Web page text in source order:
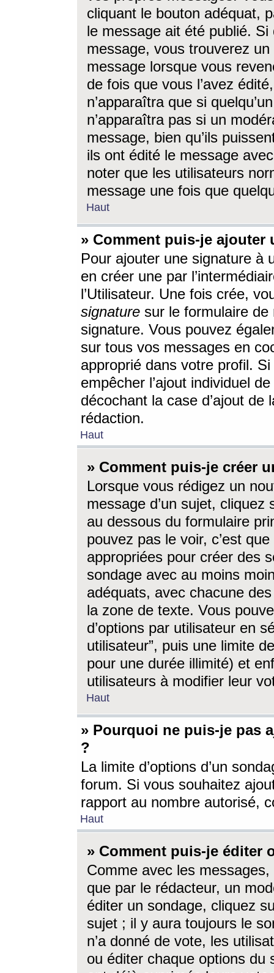
cliquant le bouton adéquat,
le message ait été publié. Si
message, vous trouverez
message lorsque vous
de fois que vous l’avez
n’apparaîtra que si
n’apparaîtra pas si un
message, bien qu’ils
ils ont édité le message
noter que les utilisateurs
message une fois que
Haut
» Comment puis-je ajouter
Pour ajouter une signature à
en créer une par
l’Utilisateur. Une fois crée,
signature sur le formulaire de
signature. Vous pouvez
sur tous vos messages en
approprié dans votre profil.
empêcher l’ajout individuel
décochant la case d’ajout
rédaction.
Haut
» Comment puis-je créer
Lorsque vous rédigez un
message d’un sujet, cliquez
au dessous du formulaire
pouvez pas le voir, c’est
appropriées pour créer des
sondage avec au moins
adéquats, avec chacune
la zone de texte. Vous
d’options par utilisateur en
utilisateur”, puis une limite
pour une durée illimité) et
utilisateurs à modifier leur
Haut
» Pourquoi ne puis-je pas
?
La limite d’options d’un
forum. Si vous souhaitez
rapport au nombre autorisé,
Haut
» Comment puis-je éditer
Comme avec les
que par le rédacteur, un
éditer un sondage, cliquez
sujet ; il y aura toujours le
n’a donné de vote, les
ou éditer chaque options du